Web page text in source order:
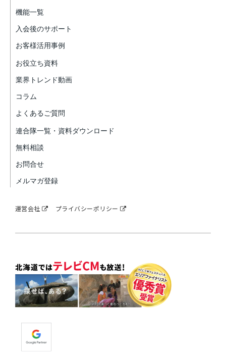
機能一覧
入会後のサポート
お客様活用事例
お役立ち資料
業界トレンド動画
コラム
よくあるご質問
連合隊一覧・資料ダウンロード
無料相談
お問合せ
メルマガ登録
運営会社 プライバシーポリシー